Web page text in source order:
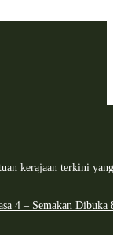
kerajaan terkini
4 – Semakan